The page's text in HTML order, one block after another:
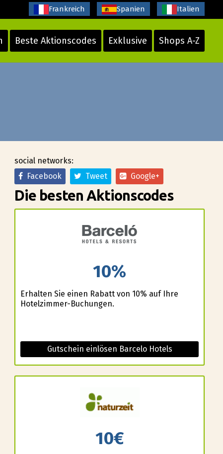
Beste Aktionscodes Exklusive Shops A-Z
Frankreich Spanien Italien
social networks:
Facebook
Tweet Google+
Die besten Aktionscodes
10%
Erhalten Sie einen Rabatt von 10% auf Ihre
Hotelzimmer-Buchungen.
Gutschein einlösen Barcelo Hotels
10€